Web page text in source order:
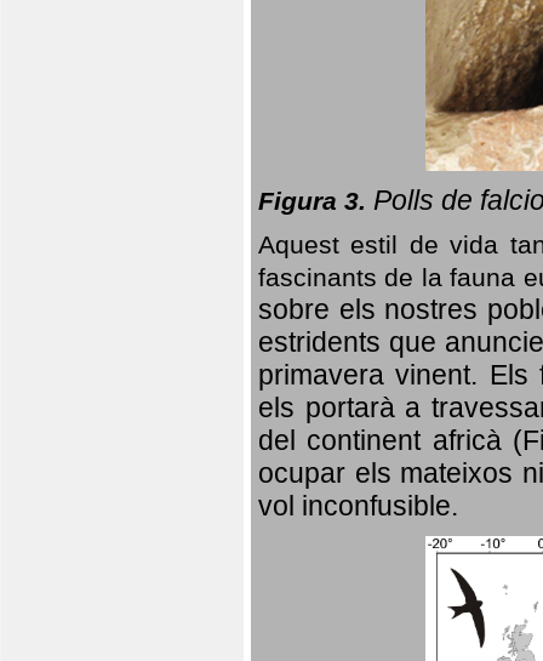
Figura 3. Polls de
Aquest estil de vida
fascinants de la fauna
sobre els nostres
estridents que
primavera vinent. Els
els portarà a
del continent africà
ocupar els mateixos
vol inconfusible.